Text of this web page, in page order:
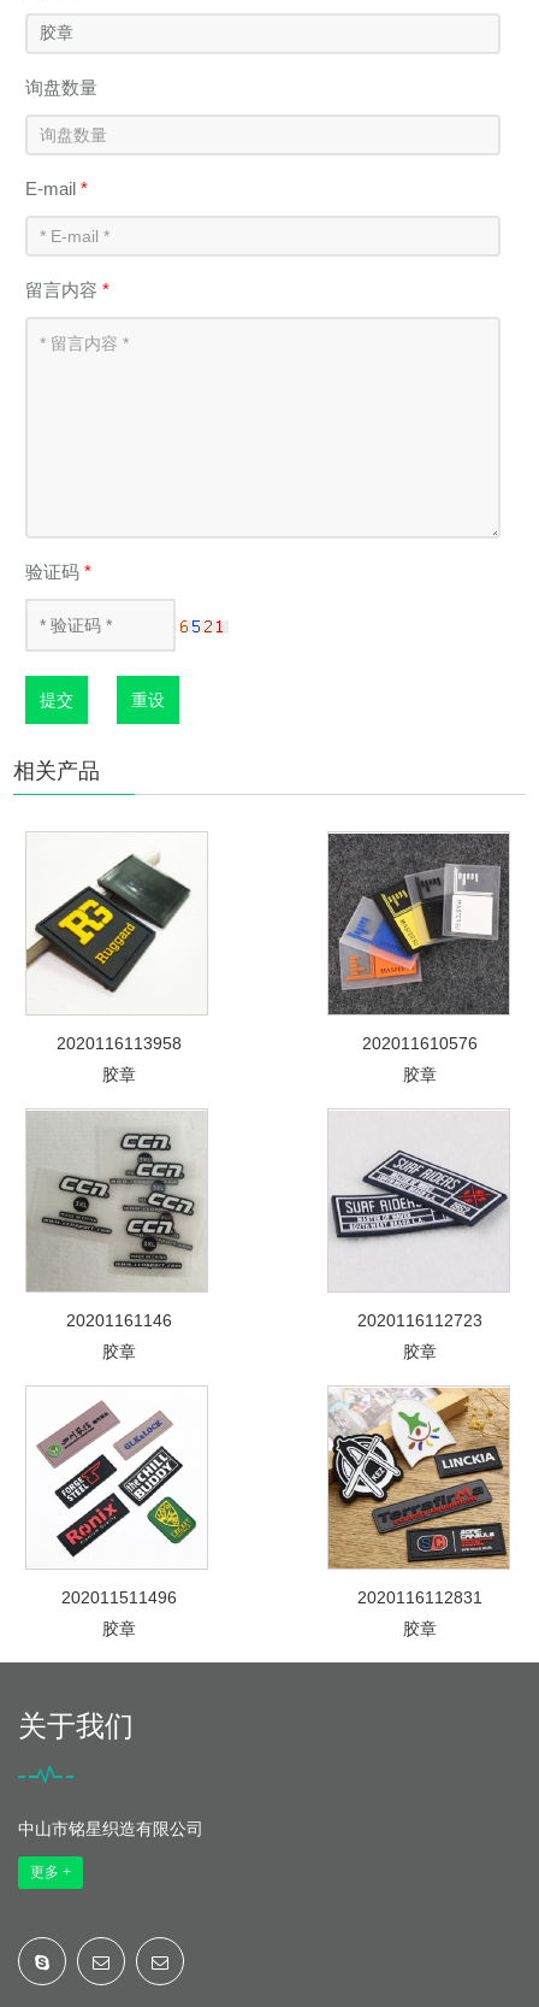
询盘数量
E-mail*
留言内容*
验证码*
提交 重设
相关产品
2020116113958
胶章
202011610576
胶章
20201161146
胶章
2020116112723
胶章
202011511496
胶章
2020116112831
胶章
关于我们
中山市铭星织造有限公司
更多 +